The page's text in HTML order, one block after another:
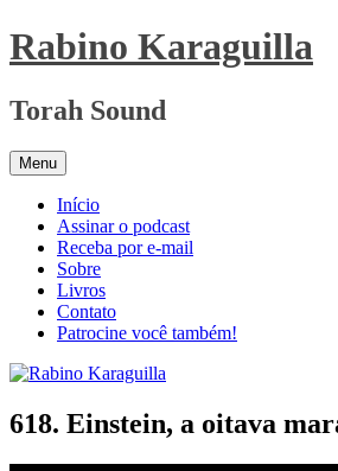
Pular
para
conteúdo
Rabino Karaguilla
Torah Sound
Menu
Início
Assinar o podcast
Receba por e-mail
Sobre
Livros
Contato
Patrocine você também!
618. Einstein, a oitava